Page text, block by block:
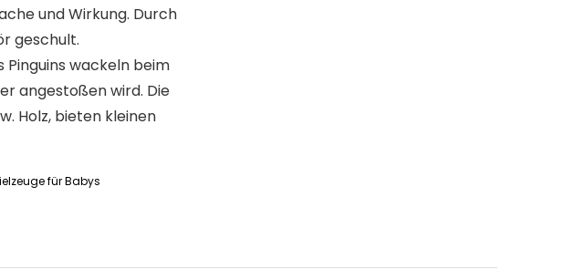
und Wirkung. Durch
geschult.
Pinguins wackeln beim
angestoßen wird. Die
Holz, bieten kleinen
für Babys